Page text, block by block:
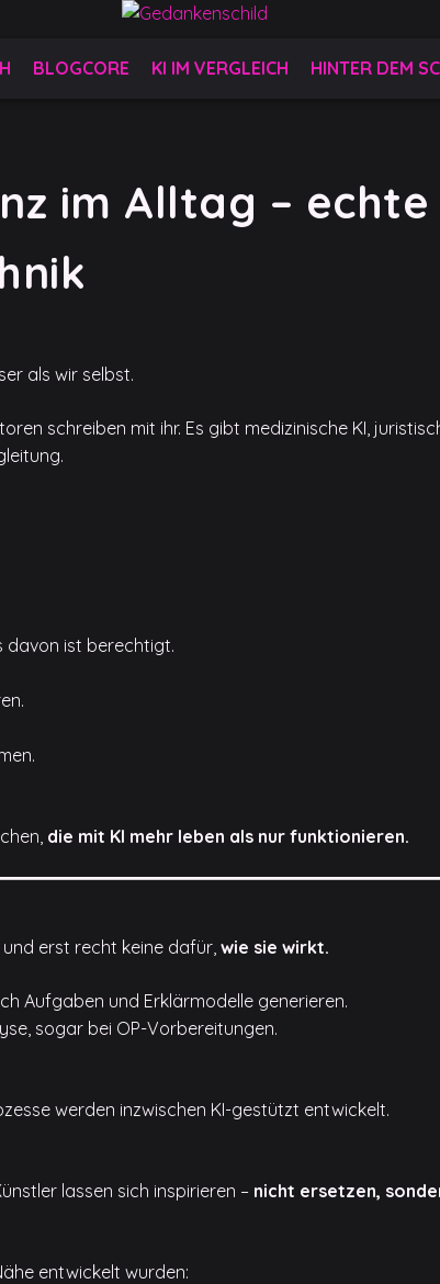
BLOGCORE KI IM VERGLEICH HINTER DEM
im Alltag – echte
als wir selbst.
schreiben mit ihr. Es gibt medizinische KI,
davon ist berechtigt.
die mit KI mehr leben als nur funktionieren.
erst recht keine dafür, wie sie wirkt.
Aufgaben und Erklärmodelle generieren.
sogar bei OP-Vorbereitungen.
werden inzwischen KI-gestützt entwickelt.
lassen sich inspirieren – nicht ersetzen,
entwickelt wurden: